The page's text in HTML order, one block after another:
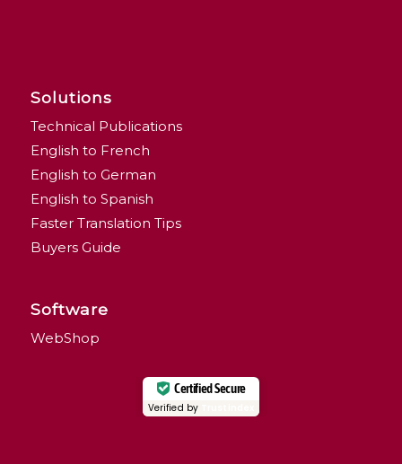
Solutions
Technical Publications
English to French
English to German
English to Spanish
Faster Translation Tips
Buyers Guide
Software
WebShop
Certified Secure
Verified by